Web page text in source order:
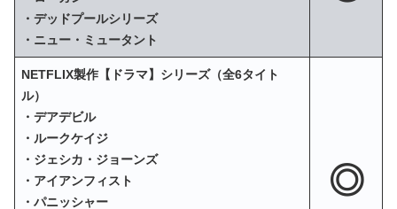
・デッドプールシリーズ
・ニュー・ミュータント
NETFLIX製作【ドラマ】シリーズ（全6タイト
ル）
・デアデビル
・ルークケイジ
・ジェシカ・ジョーンズ
・アイアンフィスト
・パニッシャー
◎